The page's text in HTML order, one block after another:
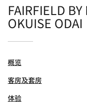
FAIRFIELD
OKUISE ODAI
概览
客房及套房
体验